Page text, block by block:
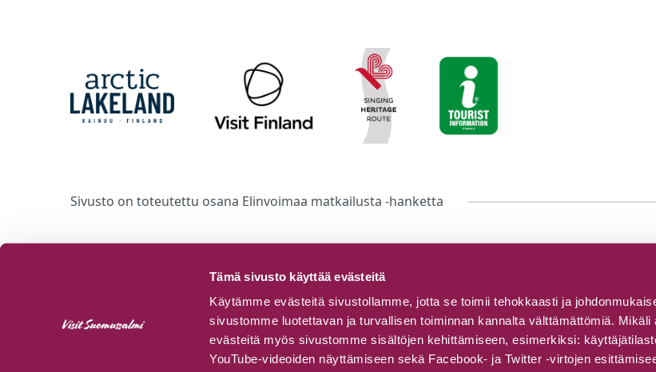
Tämä sivusto käyttää evästeitä
Käytämme evästeitä sivustollamme, jotta se toimii tehokkaasti ja
sivustomme luotettavan ja turvallisen toiminnan kannalta välttämättömiä. Mikäli
evästeitä myös sivustomme sisältöjen kehittämiseen, esimerkiksi:
YouTube-videoiden näyttämiseen sekä Facebook- ja Twitter -virtojen
Sivusto on toteutettu osana Elinvoimaa matkailusta -hanketta